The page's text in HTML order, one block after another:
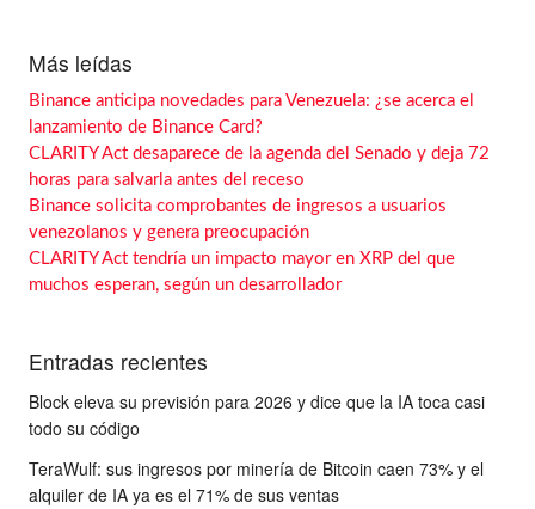
Más leídas
Binance anticipa novedades para Venezuela: ¿se acerca el
lanzamiento de Binance Card?
CLARITY Act desaparece de la agenda del Senado y deja 72
horas para salvarla antes del receso
Binance solicita comprobantes de ingresos a usuarios
venezolanos y genera preocupación
CLARITY Act tendría un impacto mayor en XRP del que
muchos esperan, según un desarrollador
Entradas recientes
Block eleva su previsión para 2026 y dice que la IA toca casi
todo su código
TeraWulf: sus ingresos por minería de Bitcoin caen 73% y el
alquiler de IA ya es el 71% de sus ventas